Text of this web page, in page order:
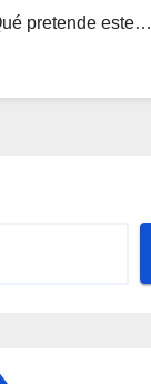
pretende este…